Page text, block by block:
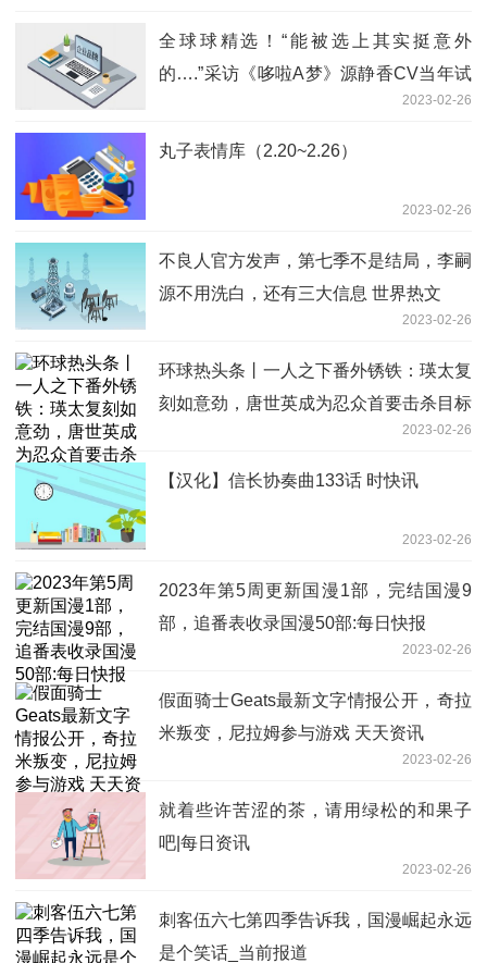
全球球精选！“能被选上其实挺意外
的….”采访《哆啦A梦》源静香CV当年试
2023-02-26
丸子表情库（2.20~2.26）
2023-02-26
不良人官方发声，第七季不是结局，李嗣
源不用洗白，还有三大信息 世界热文
2023-02-26
环球热头条丨一人之下番外锈铁：瑛太复
刻如意劲，唐世英成为忍众首要击杀目标
2023-02-26
【汉化】信长协奏曲133话 时快讯
2023-02-26
2023年第5周更新国漫1部，完结国漫9
部，追番表收录国漫50部:每日快报
2023-02-26
假面骑士Geats最新文字情报公开，奇拉
米叛变，尼拉姆参与游戏 天天资讯
2023-02-26
就着些许苦涩的茶，请用绿松的和果子
吧|每日资讯
2023-02-26
刺客伍六七第四季告诉我，国漫崛起永远
是个笑话_当前报道